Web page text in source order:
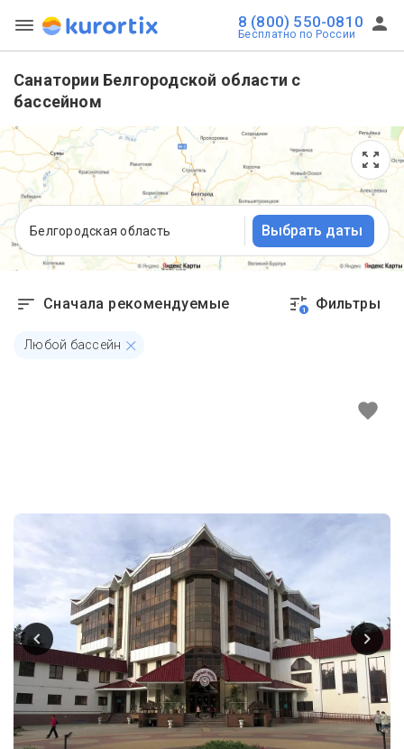
8 (800) 550-0810
Бесплатно по России
Санатории Белгородской области с
бассейном
Белгородская область Выбрать даты
Сначала рекомендуемые 1 Фильтры
Любой бассейн